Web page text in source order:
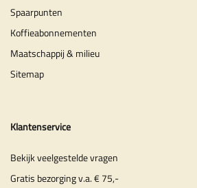
Spaarpunten
Koffieabonnementen
Maatschappij & milieu
Sitemap
Klantenservice
Bekijk veelgestelde vragen
Gratis bezorging v.a. € 75,-